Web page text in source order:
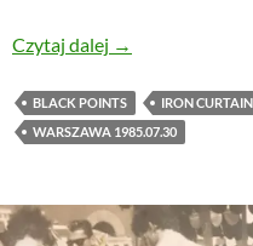
Czytaj dalej Szczegóły
→
BLACK POINTS IRON CURTAIN
WARSZAWA 1985.07.30